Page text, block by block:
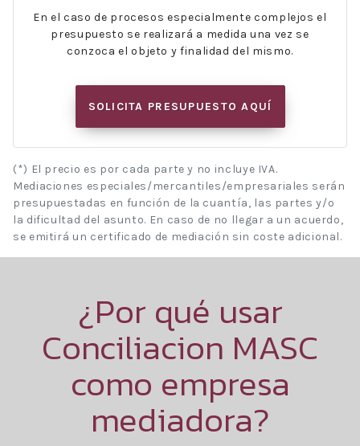
En el caso de procesos especialmente complejos el
presupuesto se realizará a medida una vez se
conzoca el objeto y finalidad del mismo.
SOLICITA PRESUPUESTO AQUÍ
(*) El precio es por cada parte y no incluye IVA.
Mediaciones especiales/mercantiles/empresariales serán
presupuestadas en función de la cuantía, las partes y/o
la dificultad del asunto. En caso de no llegar a un acuerdo,
se emitirá un certificado de mediación sin coste adicional.
¿Por qué usar
Conciliacion MASC
como empresa
mediadora?